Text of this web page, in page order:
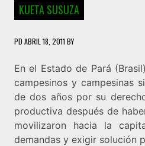
KUETA SUSUZA
PD ABRIL 18, 2011 BY
En el Estado de Pará
campesinos y campesinas
de dos años por su
productiva después de
movilizaron hacia la
demandas y exigir solución